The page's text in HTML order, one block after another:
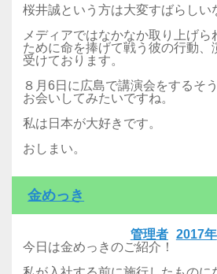
桜井誠という方は大変すばらしい
メディアではなかなか取り上げ
ために命を捧げて戦う彼の行動、
受けております。
８月6日に広島で講演会をするそ
お会いしてみたいですね。
私は日本が大好きです。
おしまい。
金めっき
2017年
管理者
今日は金めっきのご紹介！